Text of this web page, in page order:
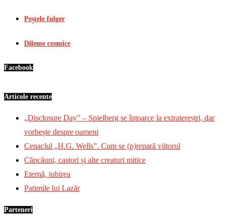
Peștele fulger
Dileme cosmice
Facebook
Articole recente
„Disclosure Day” – Spielberg se întoarce la extratereștri, dar
vorbește despre oameni
Cenaclul „H.G. Wells”. Cum se (p)repară viitorul
Căpcăuni, castori și alte creaturi mitice
Eternă, iubirea
Patimile lui Lazăr
Parteneri